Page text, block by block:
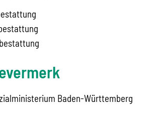
Baden-Württemberg